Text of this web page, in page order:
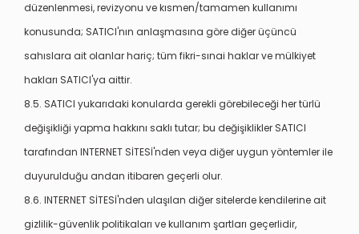
düzenlenmesi, revizyonu ve kısmen/tamamen kullanımı
konusunda; SATICI'nın anlaşmasına göre diğer üçüncü
sahıslara ait olanlar hariç; tüm fikri-sınai haklar ve mülkiyet
hakları SATICI'ya aittir.
8.5. SATICI yukarıdaki konularda gerekli görebileceği her türlü
değişikliği yapma hakkını saklı tutar; bu değişiklikler SATICI
tarafından INTERNET SİTESİ'nden veya diğer uygun yöntemler ile
duyurulduğu andan itibaren geçerli olur.
8.6. INTERNET SİTESİ'nden ulaşılan diğer sitelerde kendilerine ait
gizlilik-güvenlik politikaları ve kullanım şartları geçerlidir,